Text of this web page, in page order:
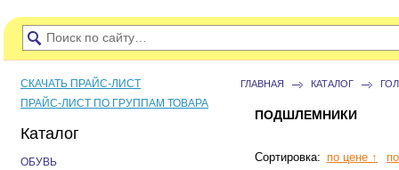
ГЛАВНАЯ КАТАЛОГ
ПОДШЛЕМНИКИ
Сортировка: по цене ↑
СКАЧАТЬ ПРАЙС-ЛИСТ
ПРАЙС-ЛИСТ ПО ГРУППАМ ТОВАРА
Каталог
ОБУВЬ